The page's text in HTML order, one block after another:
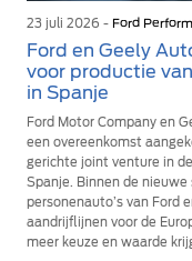
23 juli 2026 - Ford
Ford en Geely
voor productie
in Spanje
Ford Motor Company en
een overeenkomst
gerichte joint venture in
Spanje. Binnen de
personenauto’s van Ford
aandrijflijnen voor de
meer keuze en waarde